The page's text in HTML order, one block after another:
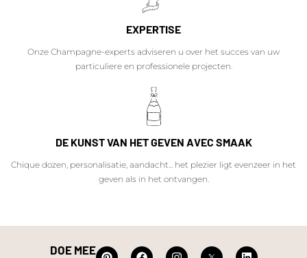
EXPERTISE
Onze Champagne-experts adviseren u over het succes van uw
particuliere en professionele projecten.
DE KUNST VAN HET GEVEN AVEC SMAAK
Chique dozen, personalisatie, aandacht... het plezier ligt evenzeer in het
geven als in het ontvangen.
DOE MEE